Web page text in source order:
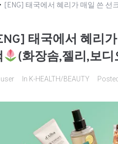
• [ENG] 태국에서 혜리가 매일 쓴 선
태국에서 혜리
(화장솜,젤리,보디
user In K-HEALTH/BEAUTY Posted